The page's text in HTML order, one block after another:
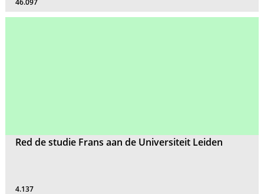
46.097
Red de studie Frans aan de Universiteit Leiden
4.137